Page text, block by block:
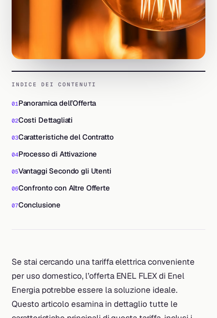
INDICE DEI CONTENUTI
Panoramica dell’Offerta
Costi Dettagliati
Caratteristiche del Contratto
Processo di Attivazione
Vantaggi Secondo gli Utenti
Confronto con Altre Offerte
Conclusione
Se stai cercando una tariffa elettrica conveniente
per uso domestico, l’offerta ENEL FLEX di Enel
Energia potrebbe essere la soluzione ideale.
Questo articolo esamina in dettaglio tutte le